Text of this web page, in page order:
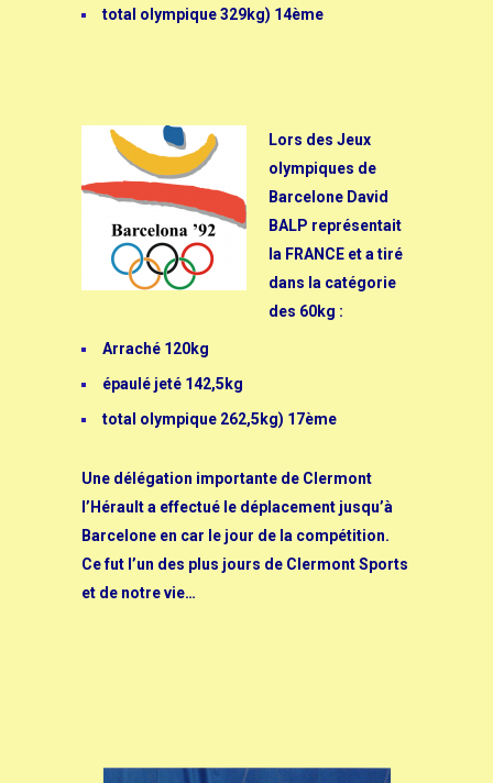
total olympique 329kg) 14ème
Lors des Jeux
olympiques de
Barcelone David
BALP représentait
la FRANCE et a tiré
dans la catégorie
des 60kg :
Arraché 120kg
épaulé jeté 142,5kg
total olympique 262,5kg) 17ème
Une délégation importante de Clermont
l’Hérault a effectué le déplacement jusqu’à
Barcelone en car le jour de la compétition.
Ce fut l’un des plus jours de Clermont Sports
et de notre vie…